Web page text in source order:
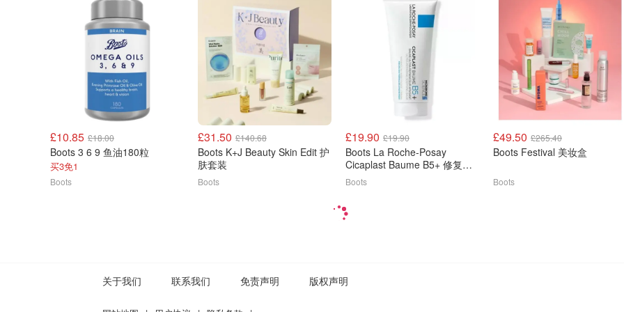
£10.85 £18.00
Boots 3 6 9 鱼油180粒
买3免1
Boots
£31.50 £140.68
Boots K+J Beauty Skin Edit 护
肤套装
Boots
£19.90 £19.90
Boots La Roche-Posay
Cicaplast Baume B5+ 修复舒
缓膏 100ml
Boots
£49.50 £265.40
Boots Festival 美妆盒
Boots
关于我们 联系我们 免责声明 版权声明